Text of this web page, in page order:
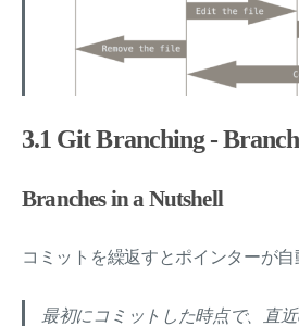
3.1 Git Branching -
Branches in a Nutshell
コミットを繰返すとポインターが自
最初にコミットした時点で、直